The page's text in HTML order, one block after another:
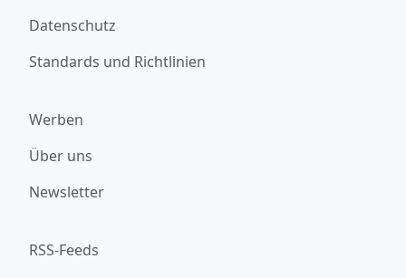
Datenschutz
Standards und Richtlinien
Werben
Über uns
Newsletter
RSS-Feeds